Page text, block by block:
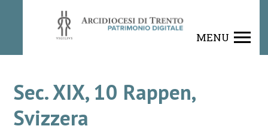
MENU
Sec. XIX, 10 Rappen,
Svizzera